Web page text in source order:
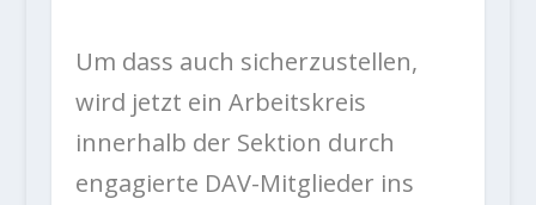
Um dass auch sicherzustellen,
wird jetzt ein Arbeitskreis
innerhalb der Sektion durch
engagierte DAV-Mitglieder ins